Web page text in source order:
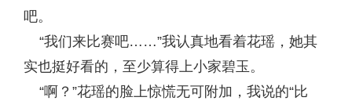
吧。
“我们来比赛吧……”我认真地看着花瑶，她其
实也挺好看的，至少算得上小家碧玉。
“啊？”花瑶的脸上惊慌无可附加，我说的“比